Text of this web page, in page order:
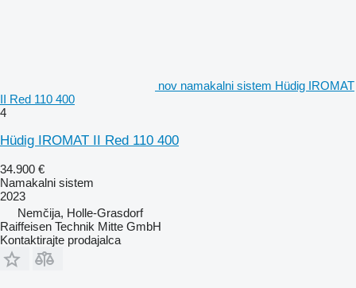
nov namakalni sistem Hüdig IROMAT
II Red 110 400
4
Hüdig IROMAT II Red 110 400
34.900 €
Namakalni sistem
2023
Nemčija, Holle-Grasdorf
Raiffeisen Technik Mitte GmbH
Kontaktirajte prodajalca